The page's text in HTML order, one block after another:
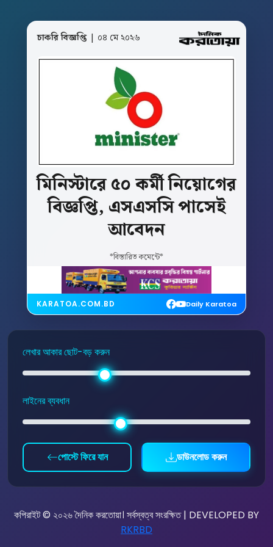
চাকরি বিজ্ঞপ্তি | ০৪ মে ২০২৬
মিনিস্টারে৫০কর্মীনিয়োগের
বিজ্ঞপ্তি, এসএসসিপাসেই
আবেদন
*বিস্তারিত কমেন্টে*
KARATOA.COM.BD Daily Karatoa
লেখার আকার ছোট-বড় করুন
লাইনের ব্যবধান
পোস্টে ফিরে যান ডাউনলোড করুন
কপিরাইট © ২০২৬ দৈনিক করতোয়া। সর্বস্বত্ব সংরক্ষিত | DEVELOPED BY
RKRBD